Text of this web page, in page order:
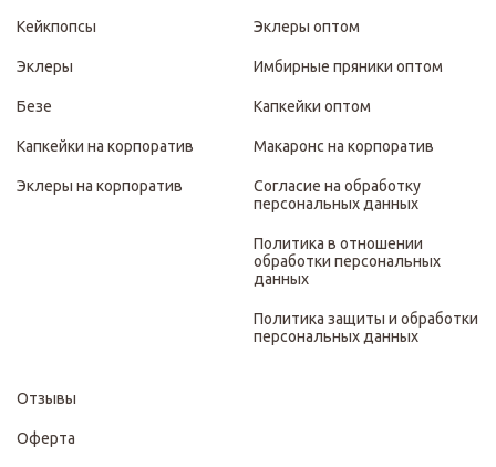
Кейкпопсы
Эклеры
Безе
Капкейки на корпоратив
Эклеры на корпоратив
Эклеры оптом
Имбирные пряники оптом
Капкейки оптом
Макаронс на корпоратив
Согласие на обработку
персональных данных
Политика в отношении
обработки персональных
данных
Политика защиты и обработки
персональных данных
Отзывы
Оферта